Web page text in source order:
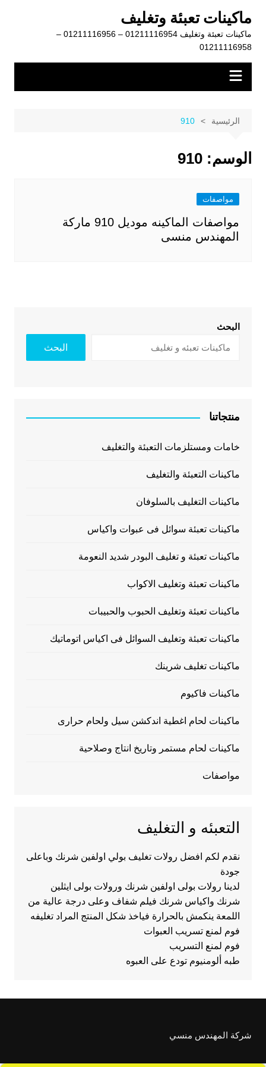
المحتوى
ماكينات تعبئة وتغليف
ماكينات تعبئة وتغليف 01211116954 – 01211116956 –
01211116958
الرئيسية 910
الوسم: 910
مواصفات
مواصفات الماكينه موديل 910 ماركة
المهندس منسى
البحث
البحث
منتجاتنا
خامات ومستلزمات التعبئة والتغليف
ماكينات التعبئة والتغليف
ماكينات التغليف بالسلوفان
ماكينات تعبئة سوائل فى عبوات واكياس
ماكينات تعبئة و تغليف البودر شديد النعومة
ماكينات تعبئة وتغليف الاكواب
ماكينات تعبئة وتغليف الحبوب والحبيبات
ماكينات تعبئة وتغليف السوائل فى اكياس اتوماتيك
ماكينات تغليف شرينك
ماكينات فاكيوم
ماكينات لحام اغطية اندكشن سيل ولحام حرارى
ماكينات لحام مستمر وتاريخ انتاج وصلاحية
مواصفات
التعبئه و التغليف
نقدم لكم افضل رولات تغليف بولي اولفين شرنك وباعلى
جودة
لدينا رولات بولى اولفين شرنك ورولات بولى ايثلين
شرنك واكياس شرنك فيلم شفاف وعلى درجة عالية من
اللمعة ينكمش بالحرارة فياخذ شكل المنتج المراد تغليفه
فوم لمنع تسريب العبوات
فوم لمنع التسريب
طبه ألومنيوم تودع على العبوه
شركة المهندس منسي